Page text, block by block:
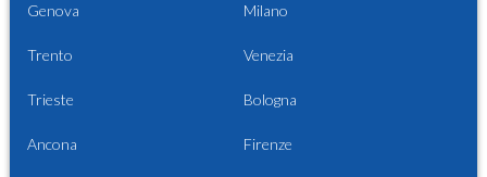
Genova Milano
Trento Venezia
Trieste Bologna
Ancona Firenze